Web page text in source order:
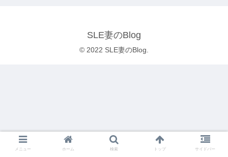
SLE妻のBlog
© 2022 SLE妻のBlog.
メニュー ホーム 検索 トップ サイドバー